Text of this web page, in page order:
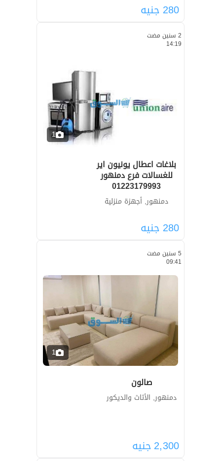
280 جنيه
2 سنين مضت
14:19
1
بلاغات اعطال يونيون اير
للغسالات فرع دمنهور
01223179993
دمنهور, أجهزة منزلية
280 جنيه
5 سنين مضت
09:41
1
صالون
دمنهور, الأثاث والديكور
2,300جنيه